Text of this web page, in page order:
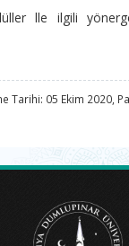
lle ilgili
Tarihi: 05 Ekim 2020,